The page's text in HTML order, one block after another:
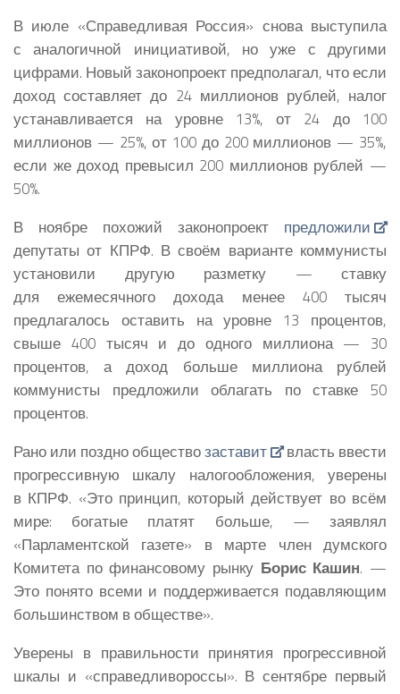
В июле «Справедливая Россия» снова выступила
с аналогичной инициативой, но уже с другими
цифрами. Новый законопроект предполагал, что если
доход составляет до 24 миллионов рублей, налог
устанавливается на уровне 13%, от 24 до 100
миллионов — 25%, от 100 до 200 миллионов — 35%,
если же доход превысил 200 миллионов рублей —
50%.
В ноябре похожий законопроект предложили
депутаты от КПРФ. В своём варианте коммунисты
установили другую разметку — ставку
для ежемесячного дохода менее 400 тысяч
предлагалось оставить на уровне 13 процентов,
свыше 400 тысяч и до одного миллиона — 30
процентов, а доход больше миллиона рублей
коммунисты предложили облагать по ставке 50
процентов.
Рано или поздно обществозаставит
власть ввести
прогрессивную шкалу налогообложения, уверены
в КПРФ. «Это принцип, который действует во всём
мире: богатые платят больше, — заявлял
«Парламентской газете» в марте член думского
Комитета по финансовому рынку Борис Кашин. —
Это понято всеми и поддерживается подавляющим
большинством в обществе».
Уверены в правильности принятия прогрессивной
шкалы и «справедливороссы». В сентябре первый